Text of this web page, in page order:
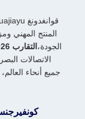
المنتج المهني
الجودة، التقارب 2026
الاتصالات
جميع أنحاء